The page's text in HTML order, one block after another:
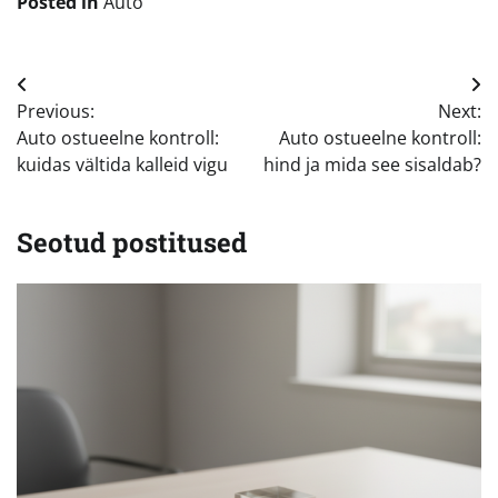
Navigeerimine
Previous:
Auto ostueelne kontroll:
kuidas vältida kalleid vigu
Next:
Auto ostueelne kontroll:
hind ja mida see sisaldab?
Seotud postitused